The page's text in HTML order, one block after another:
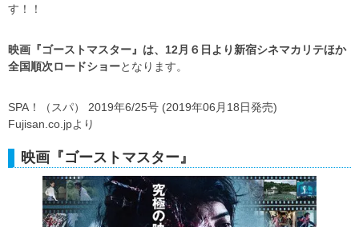
す！！
映画『ゴーストマスター』は、12月６日より新宿シネマカリテほか
全国順次ロードショーとなります。
SPA！（スパ） 2019年6/25号 (2019年06月18日発売)
Fujisan.co.jpより
映画『ゴーストマスター』